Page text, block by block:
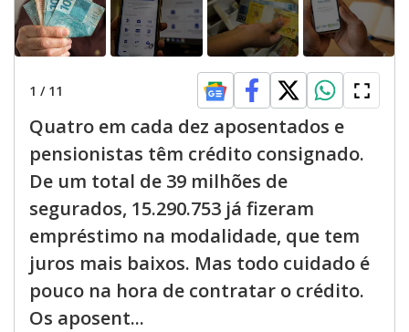
1 / 11
Quatro em cada dez aposentados e
pensionistas têm crédito consignado.
De um total de 39 milhões de
segurados, 15.290.753 já fizeram
empréstimo na modalidade, que tem
juros mais baixos. Mas todo cuidado é
pouco na hora de contratar o crédito.
Os aposent...